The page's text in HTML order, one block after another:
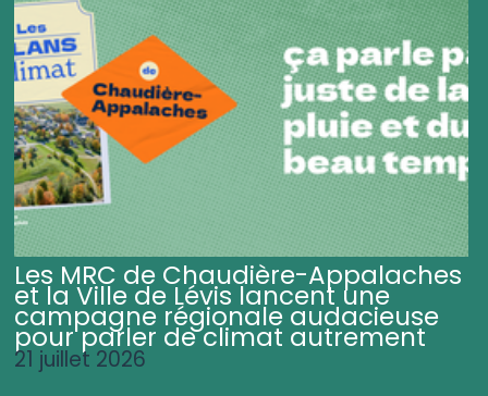
Les MRC de Chaudière-Appalaches
et la Ville de Lévis lancent une
campagne régionale audacieuse
pour parler de climat autrement
21 juillet 2026